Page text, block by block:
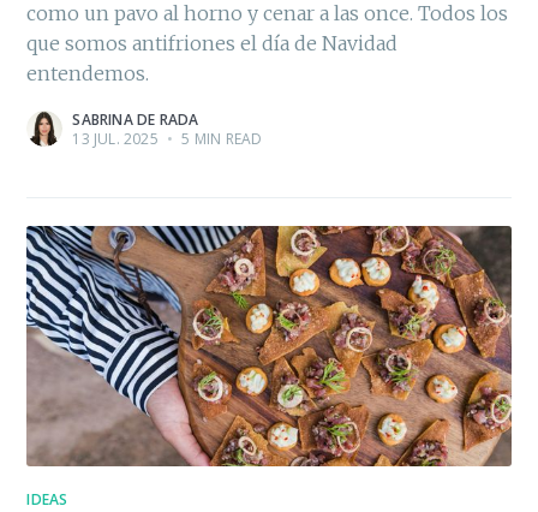
como un pavo al horno y cenar a las once. Todos los
que somos antifriones el día de Navidad
entendemos.
SABRINA DE RADA
13 JUL. 2025 • 5 MIN READ
IDEAS